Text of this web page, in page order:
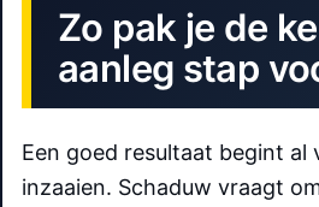
Zo pak je de
aanleg stap
Een goed resultaat begint al
inzaaien. Schaduw vraagt